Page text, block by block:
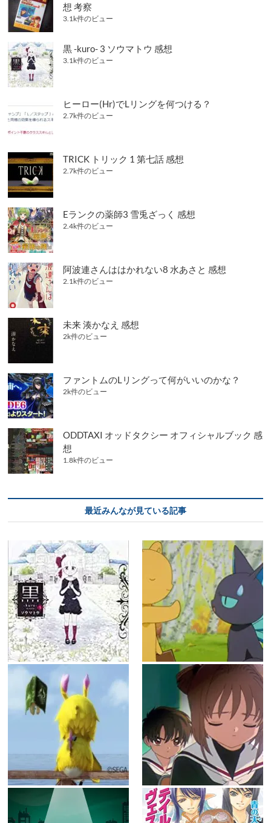
想 考察
3.1k件のビュー
黒 -kuro- 3 ソウマトウ 感想
3.1k件のビュー
ヒーロー(Hr)でLリングを何つける？
2.7k件のビュー
TRICK トリック 1 第七話 感想
2.7k件のビュー
Eランクの薬師3 雪兎ざっく 感想
2.4k件のビュー
阿波連さんははかれない8 水あさと 感想
2.1k件のビュー
未来 湊かなえ 感想
2k件のビュー
ファントムのLリングって何がいいのかな？
2k件のビュー
ODDTAXI オッドタクシー オフィシャルブック 感
想
1.8k件のビュー
最近みんなが見ている記事